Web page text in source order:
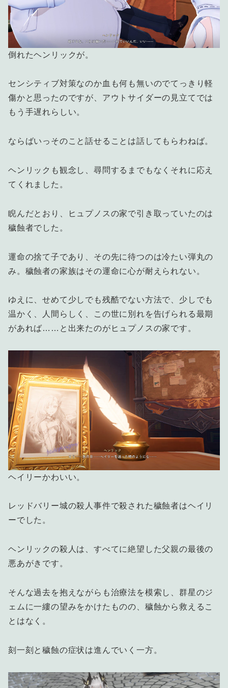
倒れたヘンリックが。
センシティブ対策なのか血も何も無いのでてっきり軽
傷かと思ったのですが、アウトサイダーの見立てでは
もう手遅れらしい。
ならばいっそのこと話せることは話してもらわねば。
ヘンリックも観念し、尋問するまでもなくそれに応え
てくれました。
睨んだとおり、ヒュプノスの家で引き取っていたのは
穢蝕者でした。
運命の捨て子であり、その先に待つのは冷たい弾丸の
み。穢蝕者の家族はその運命に心が耐えられない。
ゆえに、せめて少しでも残酷でない方法で、少しでも
温かく、人間らしく、この世に別れを告げられる最期
があれば……と出来たのがヒュプノスの家です。
ヘイリーかわいい。
レッドバリー城の殺人事件で殺された穢蝕者はヘイリ
ーでした。
ヘンリックの殺人は、すべてに絶望した父親の最後の
悪あがきです。
そんな過去を抱えながらも治療法を模索し、群星のジ
ェムに一縷の望みをかけたものの、穢蝕から救えるこ
とはなく。
刻一刻と穢蝕の症状は進んでいく一方。